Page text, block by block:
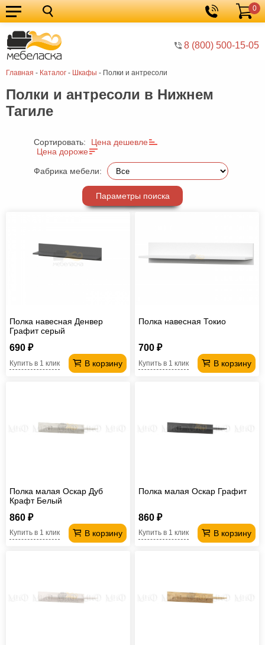
8 (800) 500-15-05
Корзина
0
Главная - Каталог - Шкафы - Полки и антресоли
Кухонные
гарнитуры
Мебель
для
кухни
Мебель
для
спальни
Кровати
Шкафы
Диваны
прихожей
компьютер
для
ванной
Мебель
трансформер
Матрасы
Полки и антресоли в Нижнем
Тагиле
Сортировать:
Цена дешевле
Цена дороже
Фабрика мебели:
Параметры поиска
Полка навесная Денвер
Графит серый
690 ₽
В корзину
Купить в 1 клик
Полка навесная Токио
700 ₽
В корзину
Купить в 1 клик
Полка малая Оскар Дуб
Крафт Белый
860 ₽
В корзину
Купить в 1 клик
Полка малая Оскар Графит
860 ₽
В корзину
Купить в 1 клик